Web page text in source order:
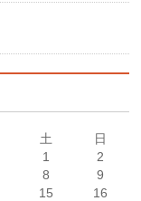
土 日
1
2
8
9
15
16